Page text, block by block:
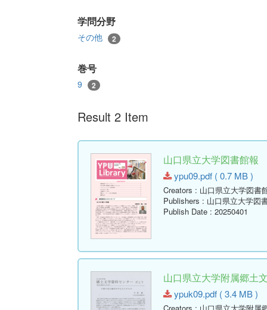
学問分野
その他 2
巻号
9 2
Result 2 Item
山口県立大学図書館報
ypu09.pdf ( 0.7 MB )
Creators : 山口県立大学図書
Publishers : 山口県立大学図
Publish Date : 20250401
山口県立大学附属郷土
ypuk09.pdf ( 3.4 MB )